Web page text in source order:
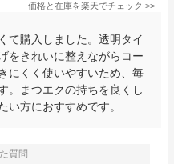
価格と在庫を楽天でチェック >>
て購入しました。透明タイ
をきれいに整えながらコー
にくく使いやすいため、毎
。まつエクの持ちを良くし
い方におすすめです。
質問